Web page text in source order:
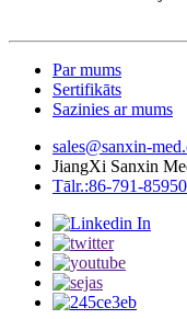
Par mums
Sertifikāts
Sazinies ar mums
sales@sanxin-
JiangXi Sanxin
Tālr.:86-791-